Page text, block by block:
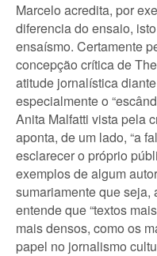
Marcelo acredita, por
diferencia do ensaio,
ensaísmo. Certamente
concepção crítica de
atitude jornalística
especialmente o
Anita Malfatti vista pela
aponta, de um lado, “a
esclarecer o próprio
exemplos de algum
sumariamente que seja,
entende que “textos
mais densos, como os
papel no jornalismo